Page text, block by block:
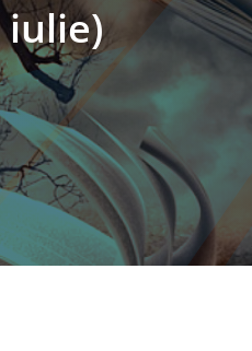
iulie)